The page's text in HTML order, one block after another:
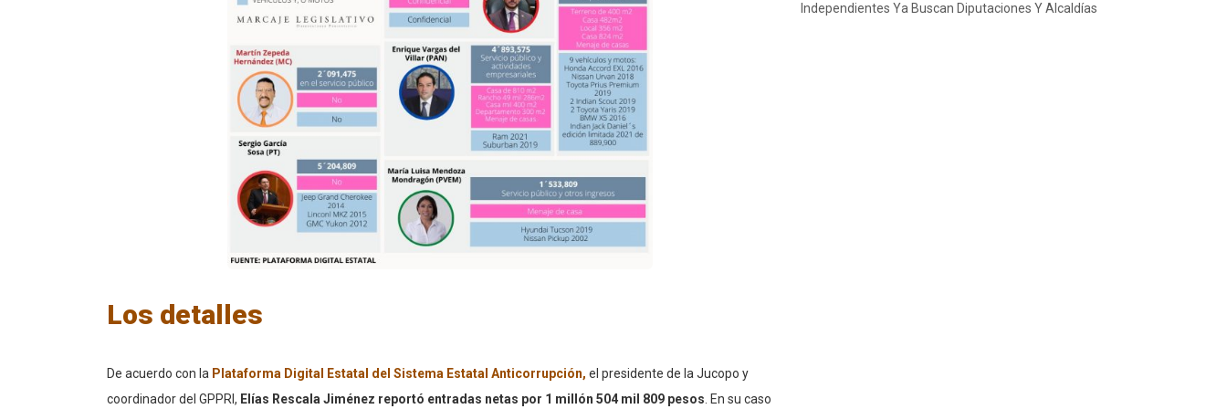
Los detalles
De acuerdo con la Plataforma Digital Estatal del Sistema Estatal Anticorrupción, el presidente de la Jucopo y
coordinador del GPPRI, Elías Rescala Jiménez reportó entradas netas por 1 millón 504 mil 809 pesos . En su caso
Independientes Ya Buscan Diputaciones Y Alcaldías